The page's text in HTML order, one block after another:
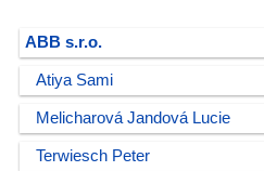
ABB s.r.o.
Atiya Sami
Melicharová Jandová Lucie
Terwiesch Peter